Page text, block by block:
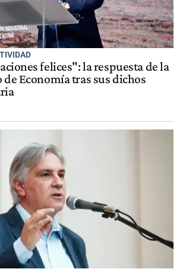
felices": la respuesta de la
Economía tras sus dichos